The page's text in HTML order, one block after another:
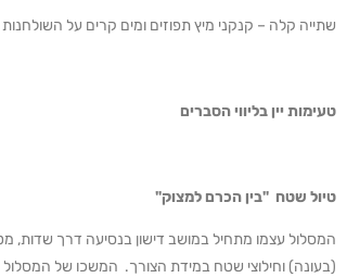
שתייה קלה – קנקני מיץ תפוזים ומים קרים על השולחנות
טעימות יין בליווי הסברים
טיול שטח "בין הכרם למצוק"
המסלול עצמו מתחיל במושב דישון בנסיעה דרך שדות,
(בעונה) וחילוצי שטח במידת הצורך. המשכו של